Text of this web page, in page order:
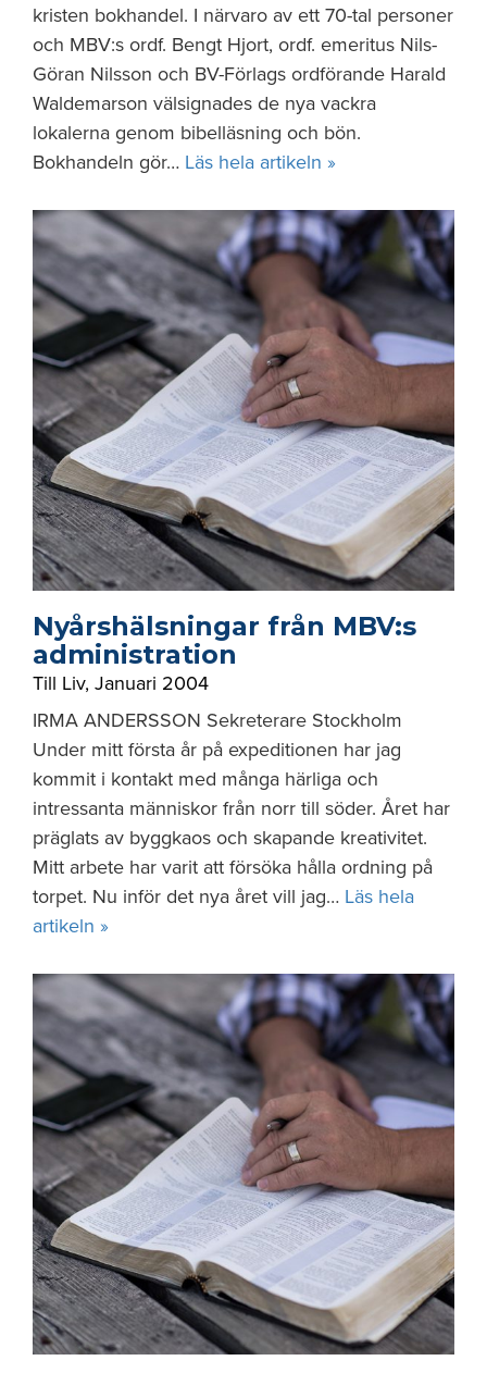
kristen bokhandel. I närvaro av ett 70-tal personer
och MBV:s ordf. Bengt Hjort, ordf. emeritus Nils-
Göran Nilsson och BV-Förlags ordförande Harald
Waldemarson välsignades de nya vackra
lokalerna genom bibelläsning och bön.
Bokhandeln gör… Läs hela artikeln »
Nyårshälsningar från MBV:s
administration
Till Liv, Januari 2004
IRMA ANDERSSON Sekreterare Stockholm
Under mitt första år på expeditionen har jag
kommit i kontakt med många härliga och
intressanta människor från norr till söder. Året har
präglats av byggkaos och skapande kreativitet.
Mitt arbete har varit att försöka hålla ordning på
torpet. Nu inför det nya året vill jag… Läs hela
artikeln »